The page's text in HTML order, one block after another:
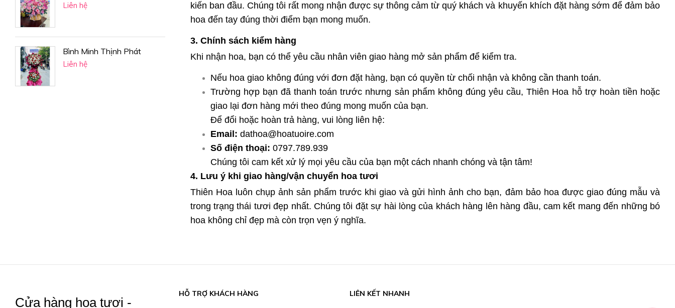
kiến ban đầu. Chúng tôi rất mong nhận được sự thông cảm từ quý khách và khuyến khích đặt hàng sớm để đảm bảo
hoa đến tay đúng thời điểm bạn mong muốn.
3. Chính sách kiểm hàng
Khi nhận hoa, bạn có thể yêu cầu nhân viên giao hàng mở sản phẩm để kiểm tra.
Nếu hoa giao không đúng với đơn đặt hàng, bạn có quyền từ chối nhận và không cần thanh toán.
Trường hợp bạn đã thanh toán trước nhưng sản phẩm không đúng yêu cầu, Thiên Hoa hỗ trợ hoàn tiền hoặc
giao lại đơn hàng mới theo đúng mong muốn của bạn.
Để đổi hoặc hoàn trả hàng, vui lòng liên hệ:
Email: dathoa@hoatuoire.com
Số điện thoại: 0797.789.939
Chúng tôi cam kết xử lý mọi yêu cầu của bạn một cách nhanh chóng và tận tâm!
4. Lưu ý khi giao hàng/vận chuyển hoa tươi
Thiên Hoa luôn chụp ảnh sản phẩm trước khi giao và gửi hình ảnh cho bạn, đảm bảo hoa được giao đúng mẫu và
trong trạng thái tươi đẹp nhất. Chúng tôi đặt sự hài lòng của khách hàng lên hàng đầu, cam kết mang đến những bó
hoa không chỉ đẹp mà còn trọn vẹn ý nghĩa.
Liên hệ
Bình Minh Thịnh Phát
Liên hệ
Cửa hàng hoa tươi -
HỖ TRỢ KHÁCH HÀNG LIÊN KẾT NHANH